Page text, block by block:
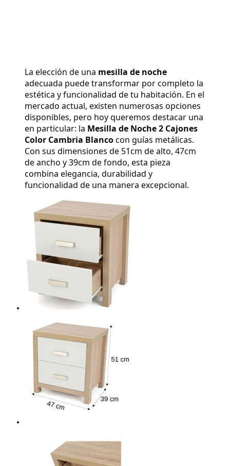
La elección de una mesilla de noche
adecuada puede transformar por completo la
estética y funcionalidad de tu habitación. En el
mercado actual, existen numerosas opciones
disponibles, pero hoy queremos destacar una
en particular: la Mesilla de Noche 2 Cajones
Color Cambria Blanco con guías metálicas.
Con sus dimensiones de 51cm de alto, 47cm
de ancho y 39cm de fondo, esta pieza
combina elegancia, durabilidad y
funcionalidad de una manera excepcional.